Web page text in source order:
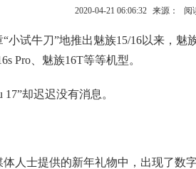
2020-04-21 06:06:32 来源： 阅
小试牛刀”地推出魅族15/16以来，魅
Pro、魅族16T等等机型。
却迟迟没有消息。
人士提供的新年礼物中，出现了数